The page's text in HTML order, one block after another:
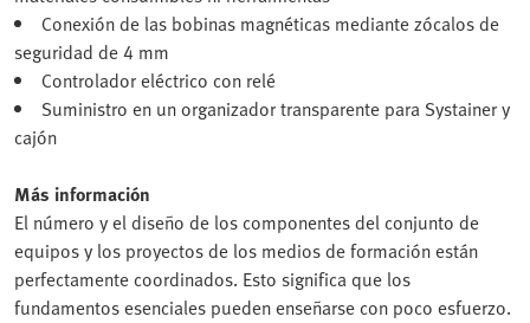
Conexión de las bobinas magnéticas mediante zócalos de
seguridad de 4 mm
Controlador eléctrico con relé
Suministro en un organizador transparente para Systainer y
cajón
Más información
El número y el diseño de los componentes del conjunto de
equipos y los proyectos de los medios de formación están
perfectamente coordinados. Esto significa que los
fundamentos esenciales pueden enseñarse con poco esfuerzo.